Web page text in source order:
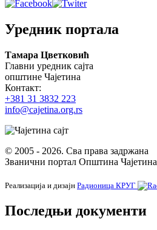
Уредник портала
Тамара Цветковић
Главни уредник сајта
општине Чајетина
Контакт:
+381 31 3832 223
info@cajetina.org.rs
© 2005 - 2026. Сва права задржана
Званични портал Општина Чајетина
Реализација и дизајн Радионица КРУГ
Последњи документи